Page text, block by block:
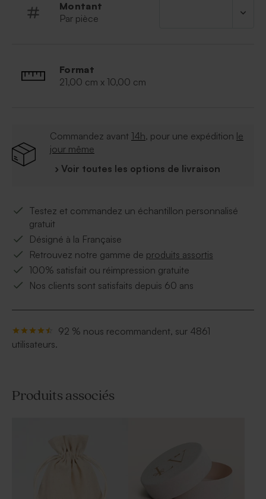
Montant
Par pièce
Format
21,00 cm x 10,00 cm
Commandez avant 14h, pour une expédition le
jour même
› Voir toutes les options de livraison
Testez et commandez un échantillon personnalisé
gratuit
Désigné à la Française
Retrouvez notre gamme de produits assortis
100% satisfait ou réimpression gratuite
Nos clients sont satisfaits depuis 60 ans
92 % nous recommandent, sur 4861
utilisateurs.
Produits associés